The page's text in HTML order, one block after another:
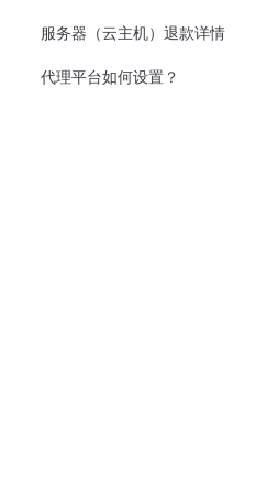
服务器（云主机）退款详情
代理平台如何设置？